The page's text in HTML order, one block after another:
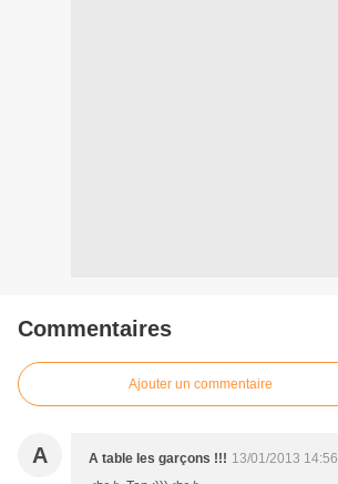
Commentaires
Ajouter un commentaire
A A table les garçons !!! 13/01/2013 14:56